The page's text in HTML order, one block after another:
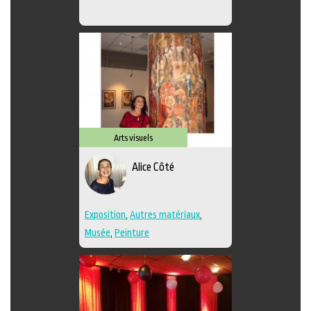
Arts visuels
Alice Côté
Exposition Autres matériaux
Musée Peinture